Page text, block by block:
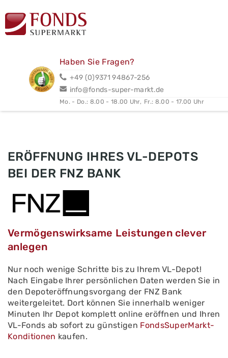
Haben Sie Fragen?
+49 (0)9371 94867-256
info@fonds-super-markt.de
Mo. - Do.: 8.00 - 18.00 Uhr, Fr.: 8.00 - 17.00 Uhr
ERÖFFNUNG IHRES VL-DEPOTS
BEI DER FNZ BANK
Vermögenswirksame Leistungen clever
anlegen
Nur noch wenige Schritte bis zu Ihrem VL-Depot!
Nach Eingabe Ihrer persönlichen Daten werden Sie in
den Depoteröffnungsvorgang der FNZ Bank
weitergeleitet. Dort können Sie innerhalb weniger
Minuten Ihr Depot komplett online eröffnen und Ihren
VL-Fonds ab sofort zu günstigen FondsSuperMarkt-
Konditionen kaufen.